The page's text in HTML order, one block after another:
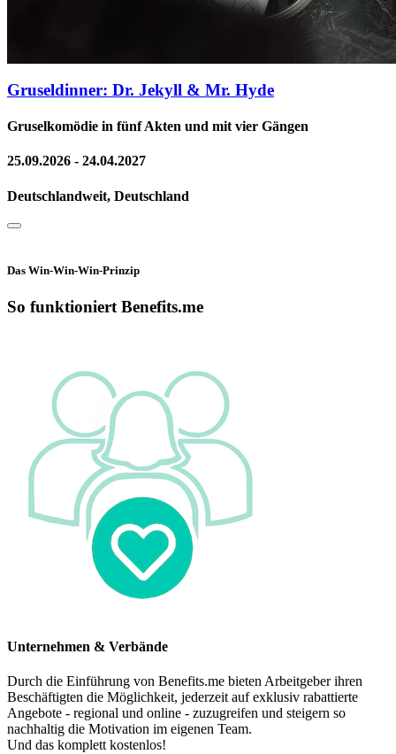
Gruseldinner: Dr. Jekyll & Mr. Hyde
Gruselkomödie in fünf Akten und mit vier Gängen
25.09.2026 - 24.04.2027
Deutschlandweit, Deutschland
Das Win-Win-Win-Prinzip
So funktioniert Benefits.me
Unternehmen & Verbände
Durch die Einführung von Benefits.me bieten Arbeitgeber ihren
Beschäftigten die Möglichkeit, jederzeit auf exklusiv rabattierte
Angebote - regional und online - zuzugreifen und steigern so
nachhaltig die Motivation im eigenen Team.
Und das komplett kostenlos!